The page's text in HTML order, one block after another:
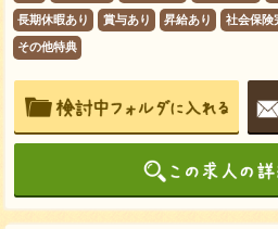
長期休暇あり 賞与あり 昇給あり 社会保険
その他特典